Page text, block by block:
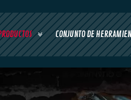
CONJUNTO DE